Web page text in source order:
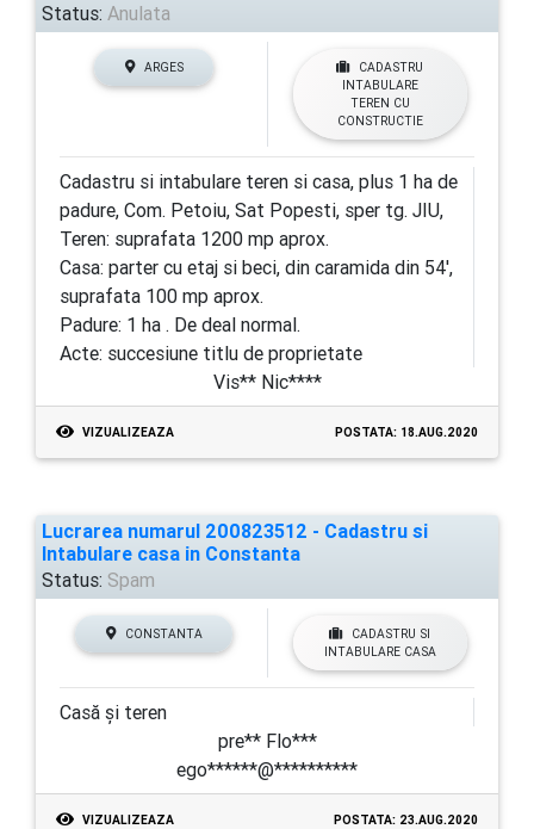
Status: Anulata
ARGES
CADASTRU
INTABULARE
TEREN CU
CONSTRUCTIE
Cadastru si intabulare teren si casa, plus 1 ha de
padure, Com. Petoiu, Sat Popesti, sper tg. JIU,
Teren: suprafata 1200 mp aprox.
Casa: parter cu etaj si beci, din caramida din 54',
suprafata 100 mp aprox.
Padure: 1 ha . De deal normal.
Acte: succesiune titlu de proprietate
Vis** Nic****
VIZUALIZEAZA POSTATA: 18.AUG.2020
Lucrarea numarul 200823512 - Cadastru si
Intabulare casa in Constanta
Status: Spam
CONSTANTA
CADASTRU SI
INTABULARE CASA
Casă și teren
pre** Flo***
ego******@**********
VIZUALIZEAZA POSTATA: 23.AUG.2020